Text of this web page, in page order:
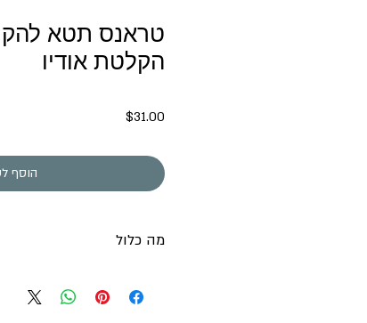
טראנס תטא
הקלטת אודיו
$31.00מחיר
הוסף
מה כלול
וקובץ וידאו המאפשר האזנה